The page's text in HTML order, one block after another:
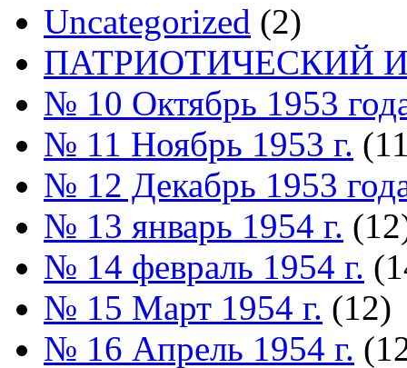
Uncategorized (2)
ПАТРИОТИЧЕСКИЙ
№ 10 Октябрь 1953
№ 11 Ноябрь 1953 г.
№ 12 Декабрь 1953
№ 13 январь 1954 г.
№ 14 февраль 1954 г.
№ 15 Март 1954 г. (12)
№ 16 Апрель 1954 г.